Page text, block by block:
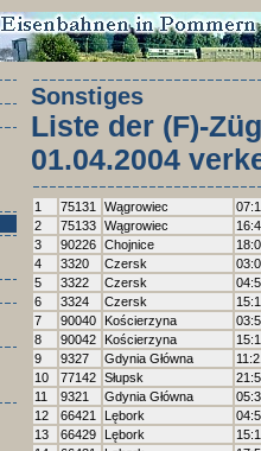
Sonstiges
Liste der (F)-
01.04.2004
1 75131 Wągrowiec
2
75133 Wągrowiec
3
90226 Chojnice
4
3320 Czersk
5
3322 Czersk
6
3324 Czersk
7
90040 Kościerzyna
8
90042 Kościerzyna
9
9327 Gdynia Główna
10
77142 Słupsk
11
9321 Gdynia Główna
12
66421 Lębork
13
66429 Lębork